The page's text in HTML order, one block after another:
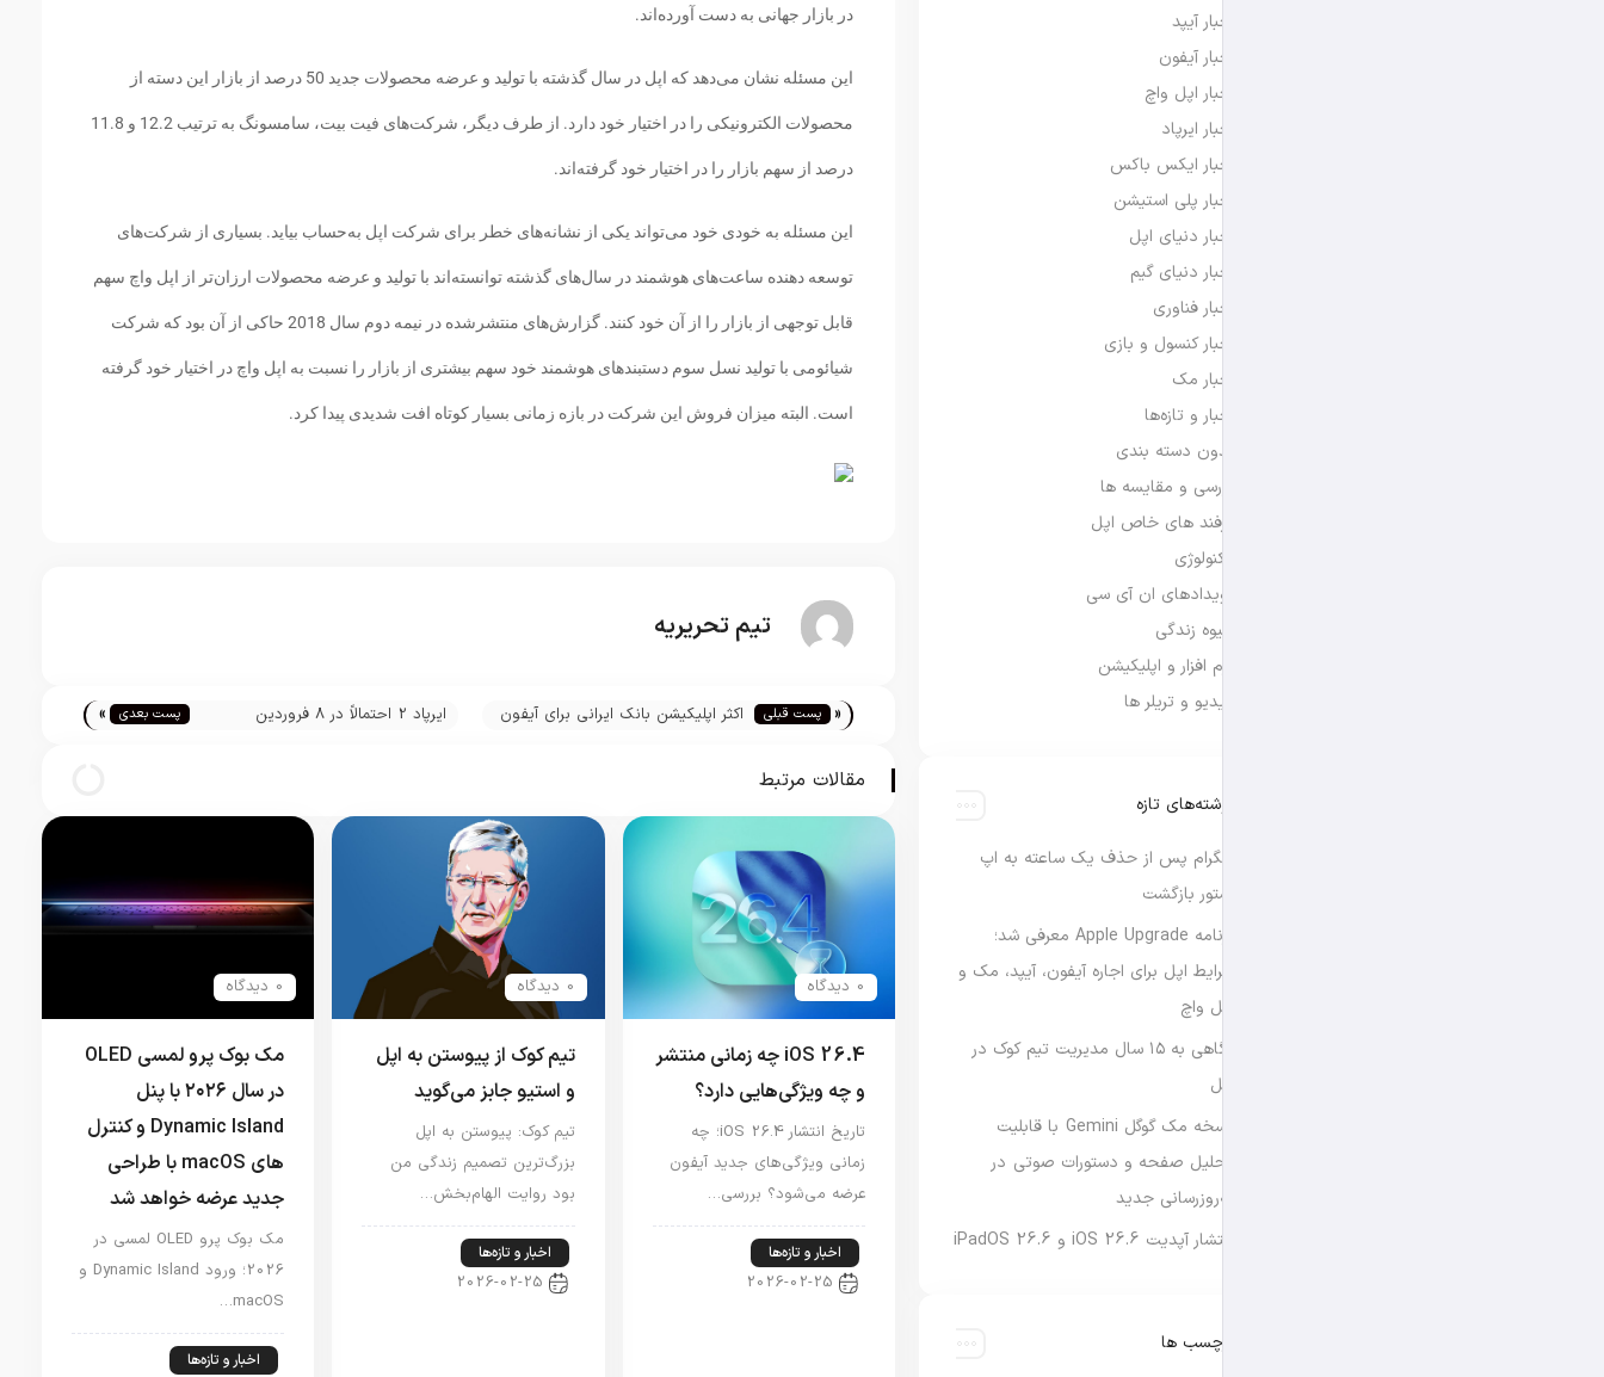
در بازار جهانی به دست آورده‌اند.
این مسئله نشان می‌دهد که اپل در سال گذشته با تولید و عرضه محصولات جدید 50 درصد از بازار این دسته از
محصولات الکترونیکی را در اختیار خود دارد. از طرف دیگر، شرکت‌های فیت بیت، سامسونگ به ترتیب 12.2 و 11.8
درصد از سهم بازار را در اختیار خود گرفته‌اند.
این مسئله به خودی خود می‌تواند یکی از نشانه‌های خطر برای شرکت اپل به‌حساب بیاید. بسیاری از شرکت‌های
توسعه دهنده ساعت‌های هوشمند در سال‌های گذشته توانسته‌اند با تولید و عرضه محصولات ارزان‌تر از اپل واچ سهم
قابل توجهی از بازار را از آن خود کنند. گزارش‌های منتشرشده در نیمه دوم سال 2018 حاکی از آن بود که شرکت
شیائومی با تولید نسل سوم دستبندهای هوشمند خود سهم بیشتری از بازار را نسبت به اپل واچ در اختیار خود گرفته
است. البته میزان فروش این شرکت در بازه زمانی بسیار کوتاه افت شدیدی پیدا کرد.
تیم تحریریه
« پست قبلی
اکثر اپلیکیشن بانک ایرانی برای آیفون
ایرپاد 2 احتمالاً در 8 فروردین
پست بعدی »
مقالات مرتبط
0 دیدگاه
iOS 26.4 چه زمانی منتشر
و چه ویژگی‌هایی دارد؟
تاریخ انتشار iOS 26.4؛ چه
زمانی ویژگی‌های جدید آیفون
عرضه می‌شود؟ بررسی…
اخبار و تازه‌ها
2026-02-25
0 دیدگاه
تیم کوک از پیوستن به اپل
و استیو جابز می‌گوید
تیم کوک: پیوستن به اپل
بزرگ‌ترین تصمیم زندگی من
بود روایت الهام‌بخش…
اخبار و تازه‌ها
2026-02-25
0 دیدگاه
مک بوک پرو لمسی OLED
در سال ۲۰۲۶ با پنل
Dynamic Island و کنترل
های macOS با طراحی
جدید عرضه خواهد شد
مک بوک پرو OLED لمسی در
2026؛ ورود Dynamic Island و
macOS…
اخبار و تازه‌ها
اخبار آیپد
اخبار آیفون
اخبار اپل واچ
اخبار ایرپاد
اخبار ایکس باکس
اخبار پلی استیشن
اخبار دنیای اپل
اخبار دنیای گیم
اخبار فناوری
اخبار کنسول و بازی
اخبار مک
اخبار و تازه‌ها
بدون دسته بندی
بررسی و مقایسه ها
ترفند های خاص اپل
تکنولوژی
رویدادهای ان آی سی
شیوه زندگی
نرم افزار و اپلیکیشن
ویدیو و تریلر ها
نوشته‌های تازه
تلگرام پس از حذف یک ساعته به اپ
استور بازگشت
برنامه Apple Upgrade معرفی شد؛
شرایط اپل برای اجاره آیفون، آیپد، مک و
اپل واچ
نگاهی به ۱۵ سال مدیریت تیم کوک در
اپل
نسخه مک گوگل Gemini با قابلیت
تحلیل صفحه و دستورات صوتی در
به‌روزرسانی جدید
انتشار آپدیت iOS 26.6 و iPadOS 26.6
برچسب ها